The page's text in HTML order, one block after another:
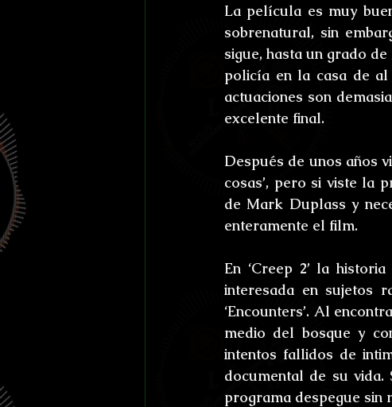
La película es muy
sobrenatural, sin
sigue, hasta un grado
policía en la casa de
actuaciones son
excelente final.
Después de unos años
cosas’, pero si viste la
de Mark Duplass y
enteramente el film.
En ‘Creep 2’ la
interesada en sujetos
‘Encounters’. Al
medio del bosque y
intentos fallidos de
documental de su
programa despegue sin